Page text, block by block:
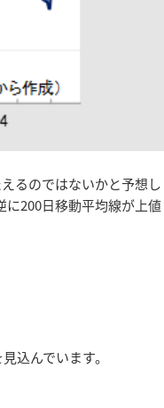
るのではないかと予想し
に200日移動平均線が上値
込んでいます。